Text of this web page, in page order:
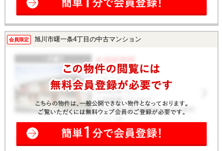
会員限定 旭川市曙一条4丁目の中古マンション